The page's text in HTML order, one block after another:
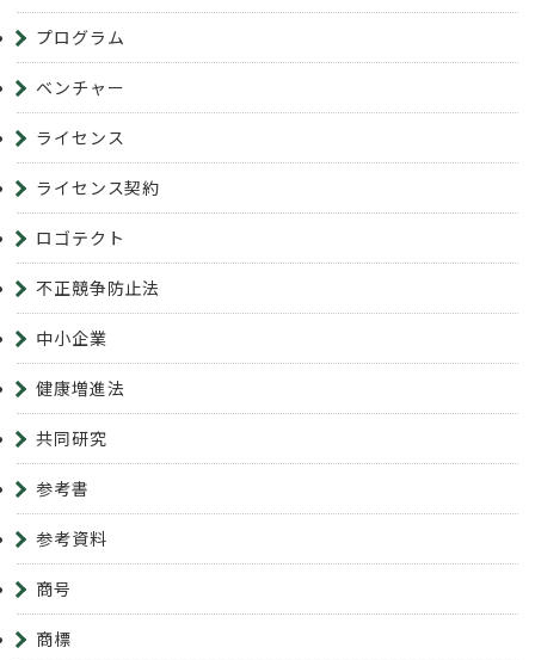
プログラム
ベンチャー
ライセンス
ライセンス契約
ロゴテクト
不正競争防止法
中小企業
健康増進法
共同研究
参考書
参考資料
商号
商標